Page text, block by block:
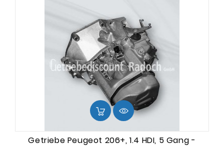
Getriebe Peugeot 206+, 1.4 HDI, 5 Gang -